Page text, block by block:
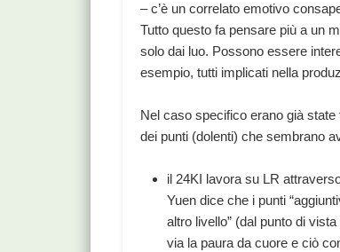
– c’è un correlato emotivo
Tutto questo fa pensare più a un
solo dai luo. Possono essere
esempio, tutti implicati nella
Nel caso specifico erano già
dei punti (dolenti) che sembrano
il 24KI lavora su LR
Yuen dice che i punti
altro livello” (dal punto di
via la paura da cuore e ciò